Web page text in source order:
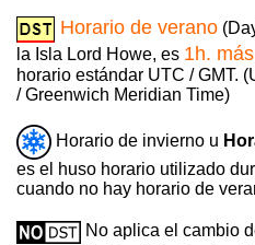
Horario de verano
la Isla Lord Howe, es 1h. más
horario estándar UTC / GMT.
/ Greenwich Meridian Time)
Horario de invierno u
es el huso horario utilizado
cuando no hay horario de
No aplica el cambio